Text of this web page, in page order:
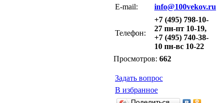
E-mail:
info@100vekov.ru
Телефон:
+7 (495) 798-10-
27 пн-пт 10-19,
+7 (495) 740-38-
10 пн-вс 10-22
Просмотров: 662
Задать вопрос
В избранное